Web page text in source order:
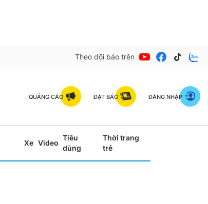
Theo dõi báo trên
QUẢNG CÁO ĐẶT BÁO ĐĂNG NHẬP
Xe Video
Tiêu
dùng
Thời trang
trẻ